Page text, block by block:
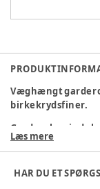
Væghængt
birkekrydsfiner.
Garderoben
1 drejekrog med 3
1 rum på
Læs mere
HAR DU ET